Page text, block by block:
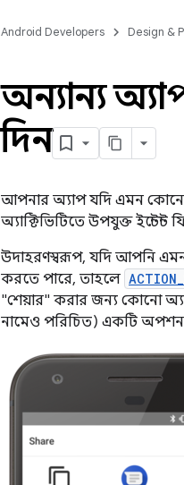
Android Developers Design &
অন্যান্য
দিন
আপনার অ্যাপ যদি এমন
অ্যাক্টিভিটিতে উপযুক্ত
উদাহরণস্বরূপ, যদি আপনি এমন
করতে পারে, তাহলে
"শেয়ার" করার জন্য কোনো
নামেও পরিচিত) একটি অপশন